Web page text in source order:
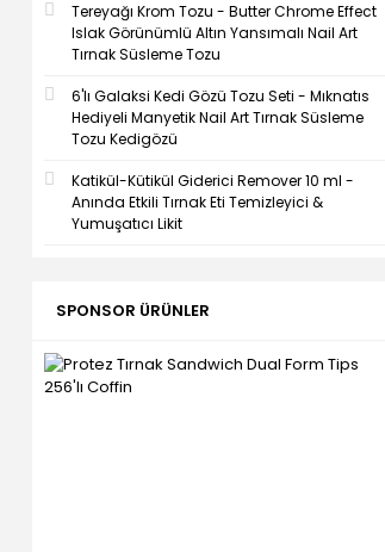
Tereyağı Krom Tozu - Butter Chrome Effect
Islak Görünümlü Altın Yansımalı Nail Art
Tırnak Süsleme Tozu
6'lı Galaksi Kedi Gözü Tozu Seti - Mıknatıs
Hediyeli Manyetik Nail Art Tırnak Süsleme
Tozu Kedigözü
Katikül-Kütikül Giderici Remover 10 ml -
Anında Etkili Tırnak Eti Temizleyici &
Yumuşatıcı Likit
SPONSOR ÜRÜNLER